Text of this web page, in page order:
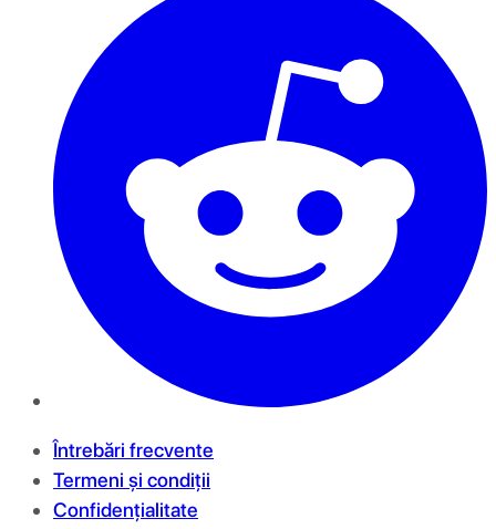
Întrebări frecvente
Termeni și condiții
Confidențialitate